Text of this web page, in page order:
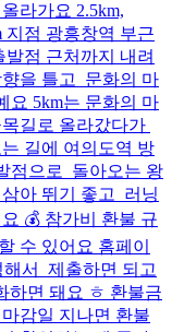
라가요 2.5km,
지점 광흥창역 부근
점 근처까지 내려
을 틀고 문화의 마
요 5km는 문화의 마
길로 올라갔다가
길에 여의도역 방
점으로 돌아오는 왕
아 뛰기 좋고 러닝
💰 참가비 환불 규
수 있어요 홈페이
해서 제출하면 되고
하면 돼요 ㅎ 환불금
감일 지나면 환불